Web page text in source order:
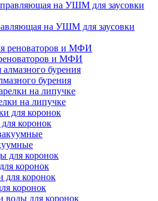
на УШМ для заусовки
и МФИ
бурения
на липучке
коронок
коронок
коронок